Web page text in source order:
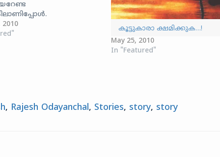
ഒരു വീടിനായി
പറഞ്ഞു. പലരേയും
വീടുതപ്പി
ഉള്‍‌വഴികളിലൂടെ
2010
കൂട്ടുകാരാ ക്ഷമിക്കുക…!
May 25, 2010
In "Featured"
, Rajesh Odayanchal, Stories, story, story